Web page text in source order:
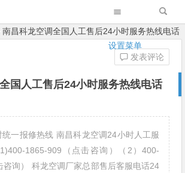
设置菜单
南昌科龙空调全国人工售后24小时服务热线电话
国人工售后24小时服务热线电话
发表评论
一报修热线 南昌科龙空调24小时人工服
1865-909（点击咨询）（2）400-
咨询） 科龙空调厂家总部售后客服电话24